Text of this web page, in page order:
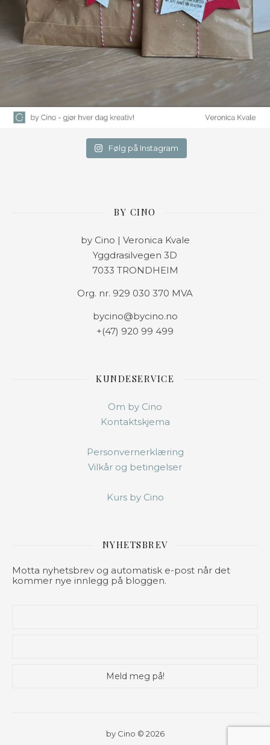
Følg på Instagram
BY CINO
by Cino | Veronica Kvale
Yggdrasilvegen 3D
7033 TRONDHEIM
Org. nr. 929 030 370 MVA
bycino@bycino.no
+(47) 920 99 499
KUNDESERVICE
Om by Cino
Kontaktskjema
Personvernerklæring
Vilkår og betingelser
Kurs by Cino
NYHETSBREV
Motta nyhetsbrev og automatisk e-post når det
kommer nye innlegg på bloggen.
by Cino © 2026